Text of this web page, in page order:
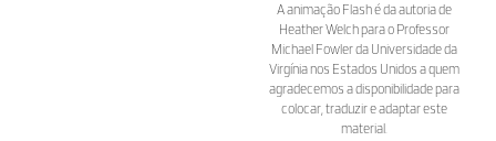
A animação Flash é da autoria de
Heather Welch para o Professor
Michael Fowler da Universidade da
Virgínia nos Estados Unidos a quem
agradecemos a disponibilidade para
colocar, traduzir e adaptar este
material.